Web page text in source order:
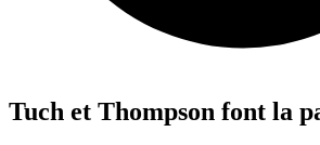
Tuch et Thompson font la